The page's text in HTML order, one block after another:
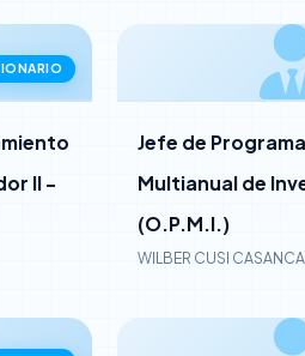
II -
Jefe de
Multianual de
(O.P.M.I.)
WILBER CUSI CASANCA